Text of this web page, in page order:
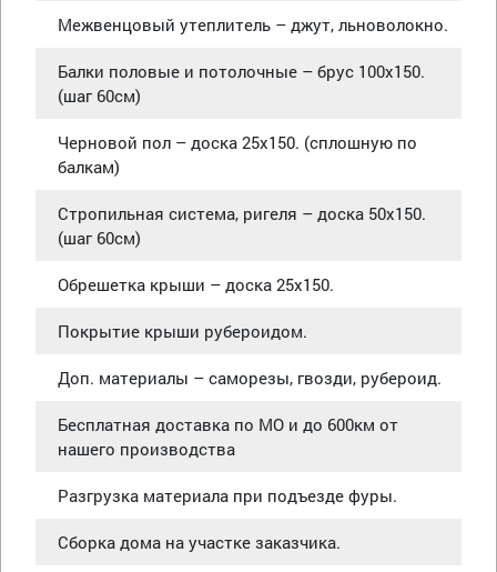
Межвенцовый утеплитель – джут, льноволокно.
Балки половые и потолочные – брус 100х150.
(шаг 60см)
Черновой пол – доска 25х150. (сплошную по
балкам)
Стропильная система, ригеля – доска 50х150.
(шаг 60см)
Обрешетка крыши – доска 25х150.
Покрытие крыши рубероидом.
Доп. материалы – саморезы, гвозди, рубероид.
Бесплатная доставка по МО и до 600км от
нашего производства
Разгрузка материала при подъезде фуры.
Сборка дома на участке заказчика.